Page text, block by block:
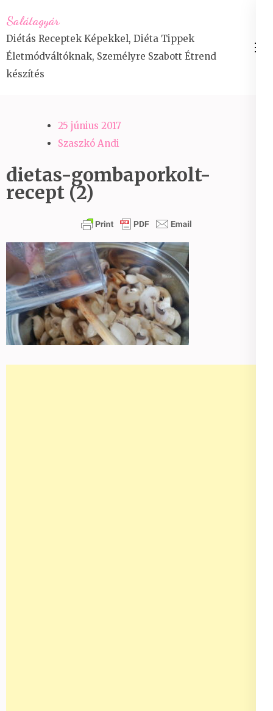
to
content
(Press
Enter)
Salátagyár
Diétás Receptek Képekkel, Diéta Tippek
Életmódváltóknak, Személyre Szabott Étrend
készítés
25 június 2017
Szaszkó Andi
dietas-gombaporkolt-
recept (2)